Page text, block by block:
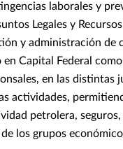
laborales y
Legales y
y administración
en Capital Federal
en las distintas
actividades,
petrolera,
los grupos